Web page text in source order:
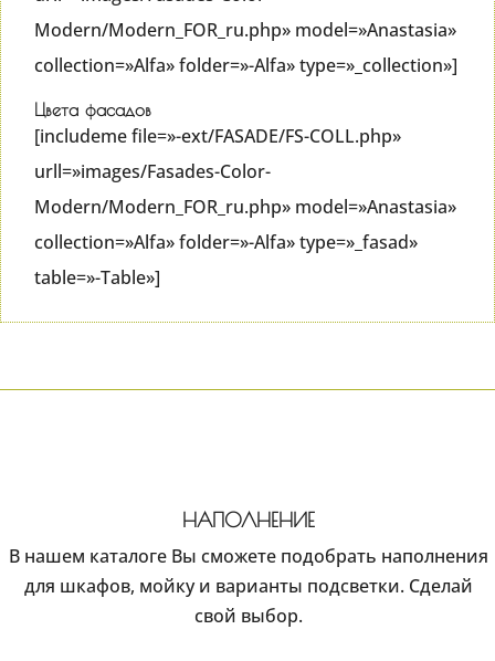
Modern/Modern_FOR_ru.php» model=»Anastasia»
collection=»Alfa» folder=»-Alfa» type=»_collection»]
Цвета фасадов
[includeme file=»-ext/FASADE/FS-COLL.php»
urll=»images/Fasades-Color-
Modern/Modern_FOR_ru.php» model=»Anastasia»
collection=»Alfa» folder=»-Alfa» type=»_fasad»
table=»-Table»]
НАПОЛНЕНИЕ
В нашем каталоге Вы сможете подобрать наполнения
для шкафов, мойку и варианты подсветки. Сделай
свой выбор.